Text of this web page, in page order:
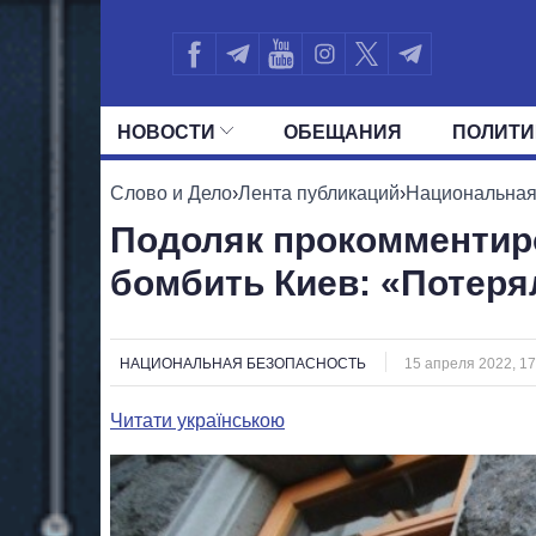
НОВОСТИ ОБЕЩАНИЯ
ВСЕ ПОЛИТИКИ ПРЕЗИДЕНТ И
Слово и Дело›Лента публикаций›
Подоляк
бомбить Киев:
НАЦИОНАЛЬНАЯ БЕЗОПАСНОСТЬ 15 апреля 2022,
Читати українською